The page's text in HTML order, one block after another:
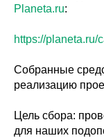
Planeta.ru:
https://planeta.ru/
Собранные
реализацию
Цель сбора:
для наших